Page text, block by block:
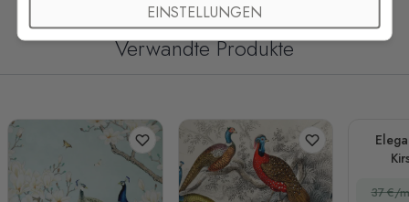
Verwandte Produkte
37 €/
EINSTELLUNGEN